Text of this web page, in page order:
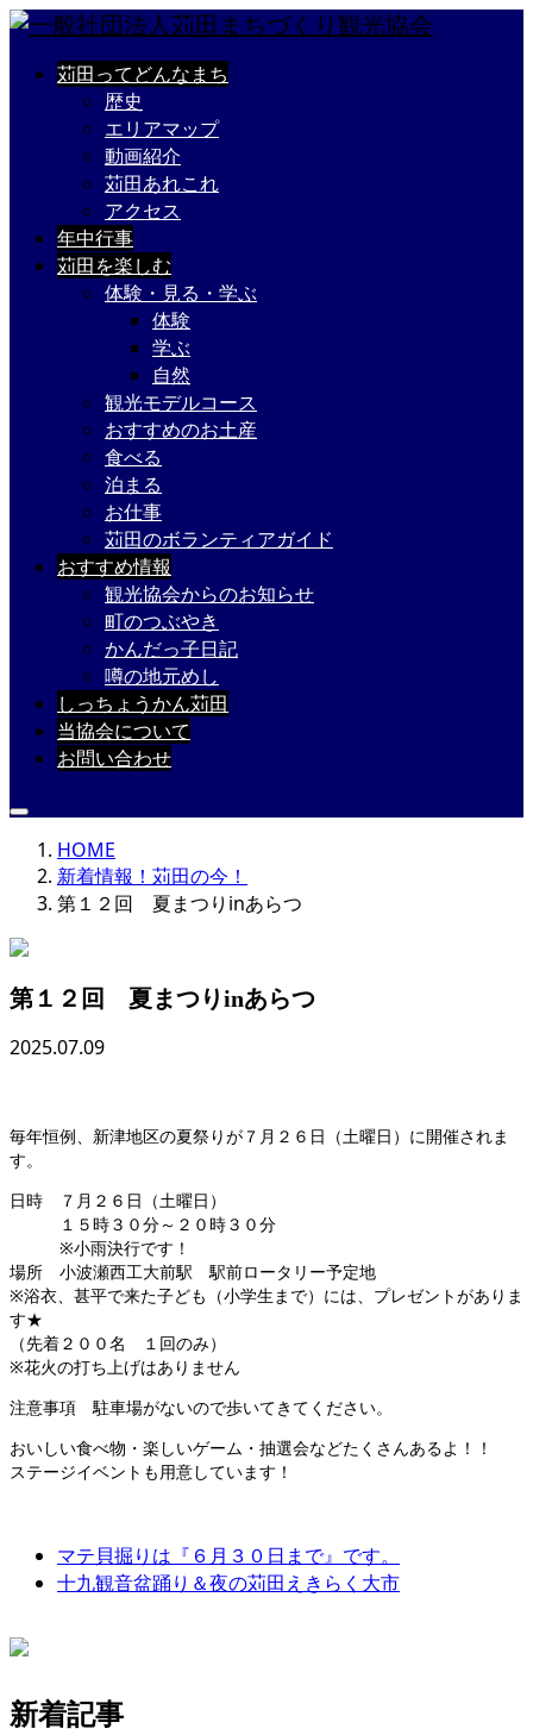
苅田ってどんなまち
歴史
エリアマップ
動画紹介
苅田あれこれ
アクセス
年中行事
苅田を楽しむ
体験・見る・学ぶ
体験
学ぶ
自然
観光モデルコース
おすすめのお土産
食べる
泊まる
お仕事
苅田のボランティアガイド
おすすめ情報
観光協会からのお知らせ
町のつぶやき
かんだっ子日記
噂の地元めし
しっちょうかん苅田
当協会について
お問い合わせ
HOME
新着情報！苅田の今！
第１２回 夏まつりinあらつ
第１２回 夏まつりinあらつ
2025.07.09
毎年恒例、新津地区の夏祭りが７月２６日（土曜日）に開催されま
す。
日時 ７月２６日（土曜日）
１５時３０分～２０時３０分
※小雨決行です！
場所 小波瀬西工大前駅 駅前ロータリー予定地
※浴衣、甚平で来た子ども（小学生まで）には、プレゼントがありま
す★
（先着２００名 １回のみ）
※花火の打ち上げはありません
注意事項 駐車場がないので歩いてきてください。
おいしい食べ物・楽しいゲーム・抽選会などたくさんあるよ！！
ステージイベントも用意しています！
マテ貝掘りは『６月３０日まで』です。
十九観音盆踊り＆夜の苅田えきらく大市
新着記事